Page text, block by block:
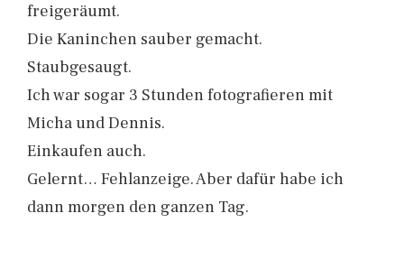
freigeräumt.
Die Kaninchen sauber gemacht.
Staubgesaugt.
Ich war sogar 3 Stunden fotografieren mit
Micha und Dennis.
Einkaufen auch.
Gelernt… Fehlanzeige. Aber dafür habe ich
dann morgen den ganzen Tag.